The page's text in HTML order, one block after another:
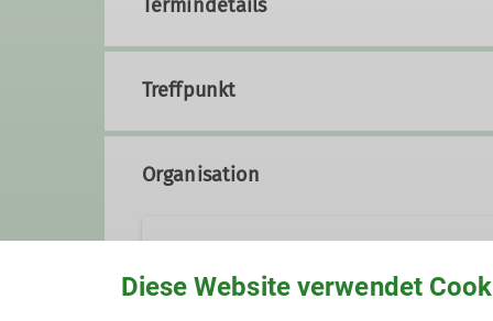
Termindetails
Treffpunkt
Organisation
Diese Website verwendet